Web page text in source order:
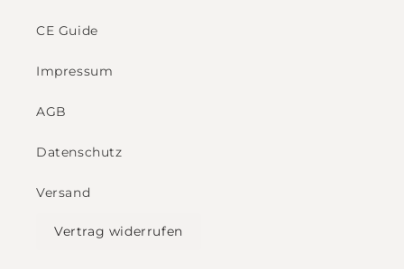
CE Guide
Impressum
AGB
Datenschutz
Versand
Vertrag widerrufen